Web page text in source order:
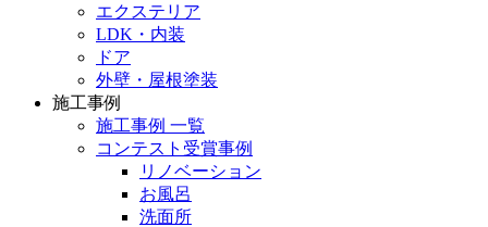
エクステリア
LDK・内装
ドア
外壁・屋根塗装
施工事例
施工事例 一覧
コンテスト受賞事例
リノベーション
お風呂
洗面所